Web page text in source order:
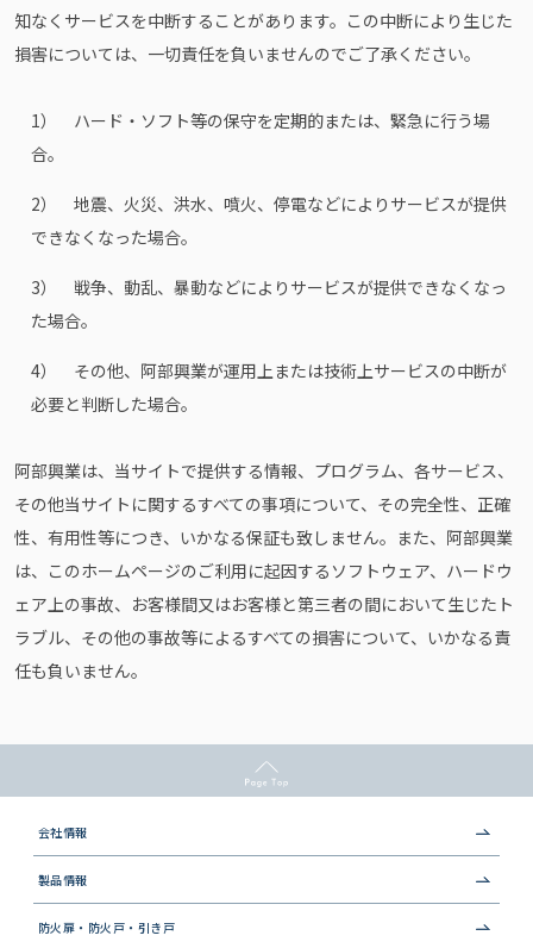
知なくサービスを中断することがあります。この中断により生じた
損害については、一切責任を負いませんのでご了承ください。
1） ハード・ソフト等の保守を定期的または、緊急に行う場
合。
2） 地震、火災、洪水、噴火、停電などによりサービスが提供
できなくなった場合。
3） 戦争、動乱、暴動などによりサービスが提供できなくなっ
た場合。
4） その他、阿部興業が運用上または技術上サービスの中断が
必要と判断した場合。
阿部興業は、当サイトで提供する情報、プログラム、各サービス、
その他当サイトに関するすべての事項について、その完全性、正確
性、有用性等につき、いかなる保証も致しません。また、阿部興業
は、このホームページのご利用に起因するソフトウェア、ハードウ
ェア上の事故、お客様間又はお客様と第三者の間において生じたト
ラブル、その他の事故等によるすべての損害について、いかなる責
任も負いません。
会社情報
製品情報
防火扉・防火戸・引き戸